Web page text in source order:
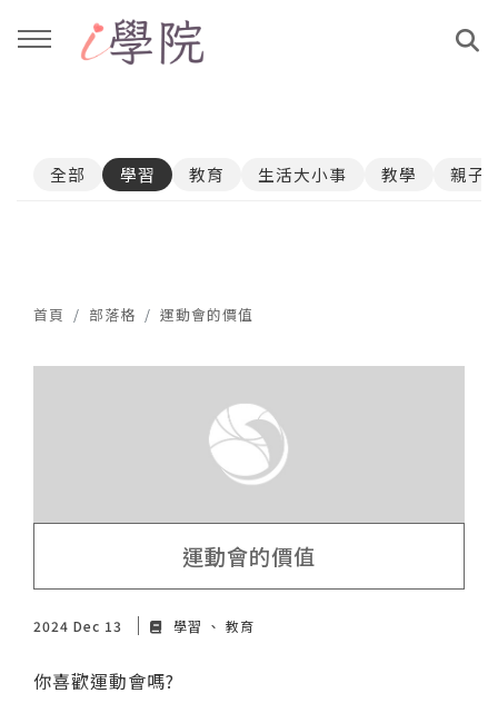
課程介紹
親子共學
公益講座
文章與影音作品
YouTube
媒體報導
全部 學習 教育 生活大小事 教學 親子
首頁 部落格 運動會的價值
運動會的價值
2024 Dec 13 學習 教育
你喜歡運動會嗎?